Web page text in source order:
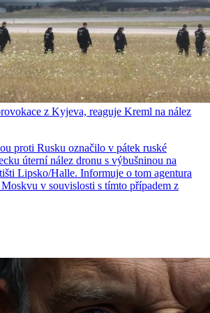
z Kyjeva, reaguje Kreml na nález
proti Rusku označilo v pátek ruské
úterní nález dronu s výbušninou na
Lipsko/Halle. Informuje o tom agentura
v souvislosti s tímto případem z